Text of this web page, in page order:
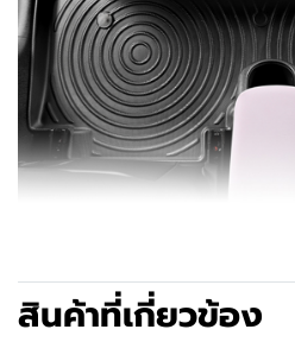
สินค้าที่เกี่ยวข้อง